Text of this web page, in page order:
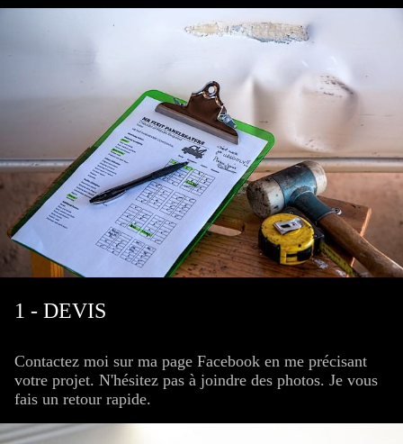
1 - DEVIS
Contactez moi sur ma page Facebook en me précisant
votre projet. N'hésitez pas à joindre des photos. Je vous
fais un retour rapide.